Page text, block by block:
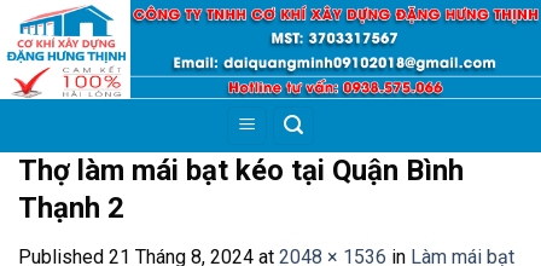
Skip
content
Thợ làm mái bạt kéo tại Quận Bình
Thạnh 2
Published 21 Tháng 8, 2024 at 2048 × 1536 in Làm mái bạt